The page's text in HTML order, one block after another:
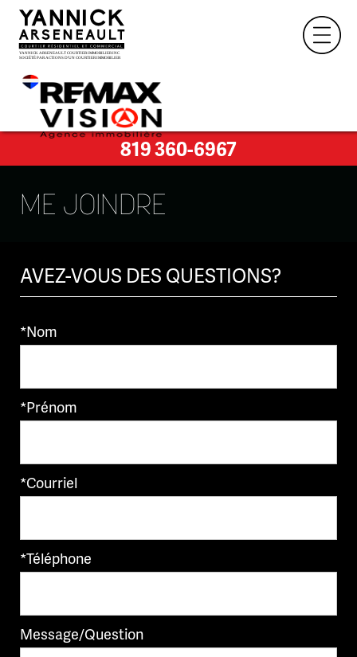
819 360-6967
ME JOINDRE
AVEZ-VOUS DES QUESTIONS?
*Nom
*Prénom
*Courriel
*Téléphone
Message/Question